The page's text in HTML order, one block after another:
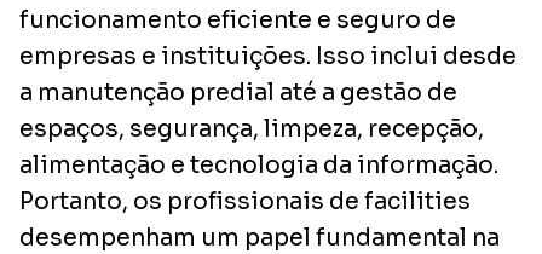
funcionamento eficiente e seguro de
empresas e instituições. Isso inclui desde
a manutenção predial até a gestão de
espaços, segurança, limpeza, recepção,
alimentação e tecnologia da informação.
Portanto, os profissionais de facilities
desempenham um papel fundamental na